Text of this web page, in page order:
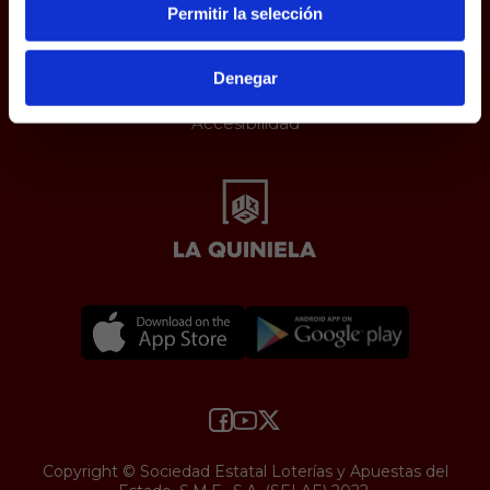
Permitir la selección
Denegar
Aviso Legal
Política de Cookies
Protección de datos
Accesibilidad
Copyright © Sociedad Estatal Loterías y Apuestas del